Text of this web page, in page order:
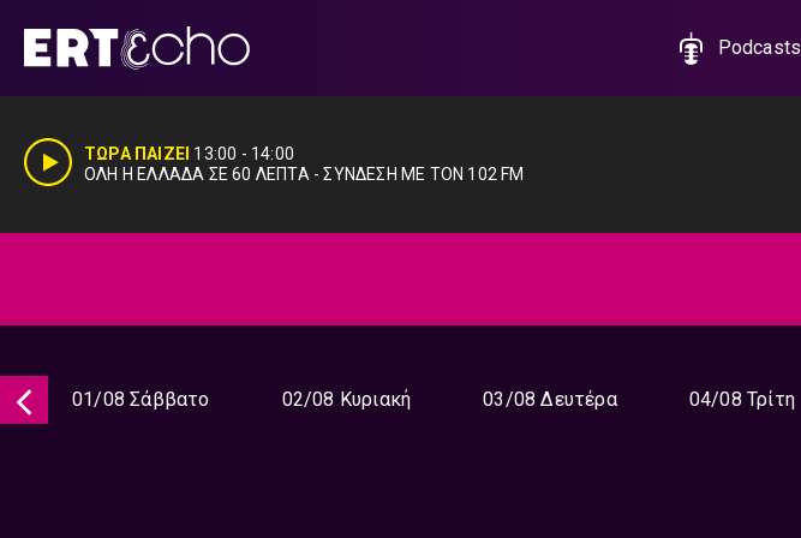
περιεχόμενο
Podcasts
ΤΩΡΑ ΠΑΙΖΕΙ 13:00 - 14:00
ΟΛΗ Η ΕΛΛΑΔΑ ΣΕ 60 ΛΕΠΤΑ - ΣΥΝΔΕΣΗ ΜΕ ΤΟΝ 102 FM
01/08 Σάββατο 02/08 Κυριακή 03/08 Δευτέρα 04/08 Τρίτη